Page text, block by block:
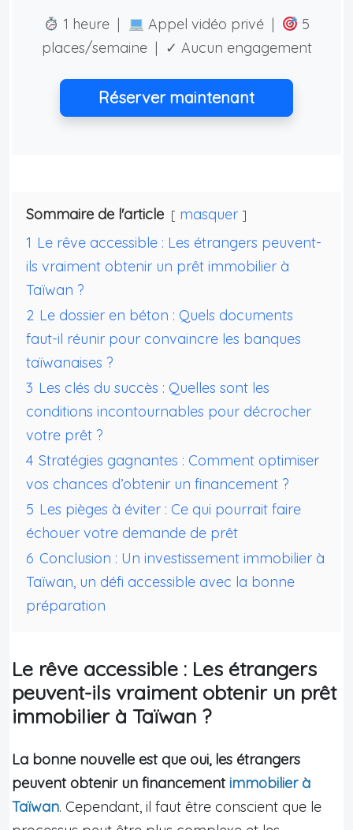
1 heure | Appel vidéo privé |
5
places/semaine | ✓ Aucun engagement
Réserver maintenant
Sommaire de l'article
masquer
1 Le rêve accessible : Les étrangers peuvent-
ils vraiment obtenir un prêt immobilier à
Taïwan ?
2 Le dossier en béton : Quels documents
faut-il réunir pour convaincre les banques
taïwanaises ?
3 Les clés du succès : Quelles sont les
conditions incontournables pour décrocher
votre prêt ?
4 Stratégies gagnantes : Comment optimiser
vos chances d’obtenir un financement ?
5 Les pièges à éviter : Ce qui pourrait faire
échouer votre demande de prêt
6 Conclusion : Un investissement immobilier à
Taïwan, un défi accessible avec la bonne
préparation
Le rêve accessible : Les étrangers
peuvent-ils vraiment obtenir un prêt
immobilier à Taïwan ?
La bonne nouvelle est que oui, les étrangers
peuvent obtenir un financementimmobilier à
Taïwan. Cependant, il faut être conscient que le